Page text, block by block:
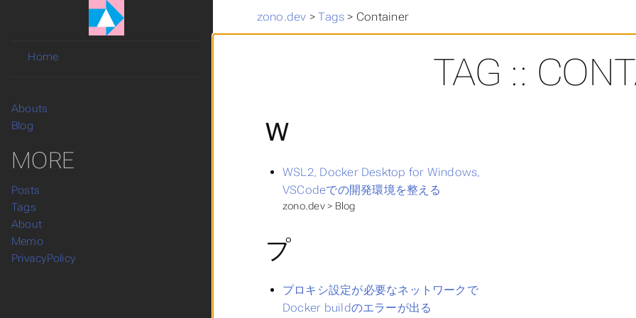
zono.dev >Tags > Container
TAG ::
W
WSL2, Docker Desktop for Windows,
VSCodeでの開発環境を整える
zono.dev > Blog
プ
プロキシ設定が必要なネットワークで
Docker buildのエラーが出る
Home
Abouts
Blog
MORE
Posts
Tags
About
Memo
PrivacyPolicy